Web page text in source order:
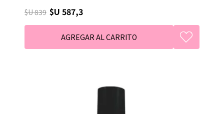
$U 839 $U 587,3